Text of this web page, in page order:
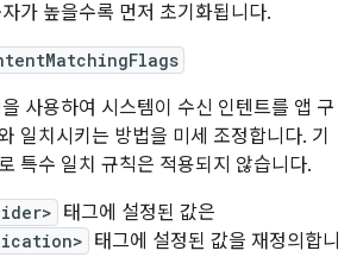
가 높을수록 먼저 초기화됩니다.
사용하여 시스템이 수신 인텐트를 앱 구
일치시키는 방법을 미세 조정합니다. 기
특수 일치 규칙은 적용되지 않습니다.
태그에 설정된 값은
태그에 설정된 값을 재정의합니